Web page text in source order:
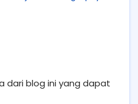
dari blog ini yang dapat